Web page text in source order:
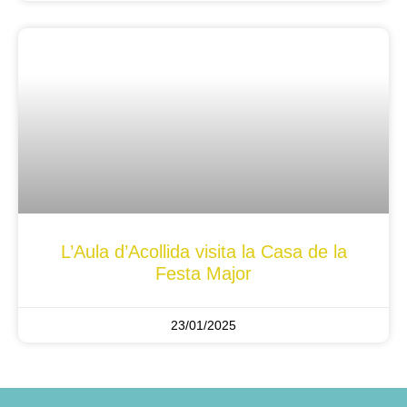
L’Aula d’Acollida visita la Casa de la
Festa Major
23/01/2025